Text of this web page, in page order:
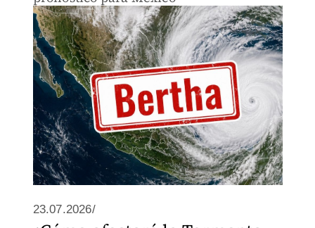
23.07.2026/